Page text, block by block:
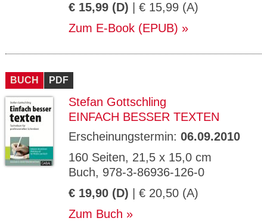
€ 15,99 (D) | € 15,99 (A)
Zum E-Book (EPUB)
BUCH PDF
Stefan Gottschling
EINFACH BESSER TEXTEN
Erscheinungstermin: 06.09.2010
160 Seiten, 21,5 x 15,0 cm
Buch, 978-3-86936-126-0
€ 19,90 (D) | € 20,50 (A)
Zum Buch